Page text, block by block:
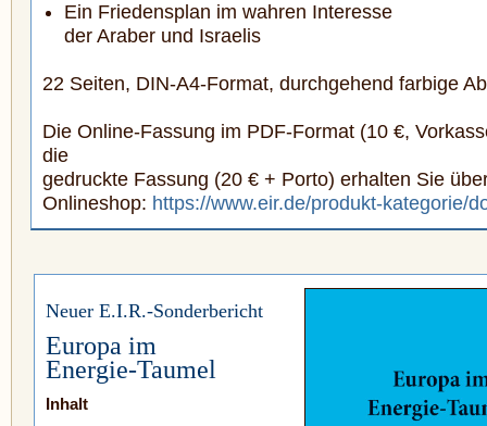
Ein Friedensplan im wahren Interesse
der Araber und Israelis
22 Seiten, DIN-A4-Format, durchgehend farbige
Die Online-Fassung im PDF-Format (10 €,
die
gedruckte Fassung (20 € + Porto) erhalten Sie
Onlineshop: https://www.eir.de/produkt-kategorie/
Neuer E.I.R.-Sonderbericht
Europa im
Energie-Taumel
Inhalt